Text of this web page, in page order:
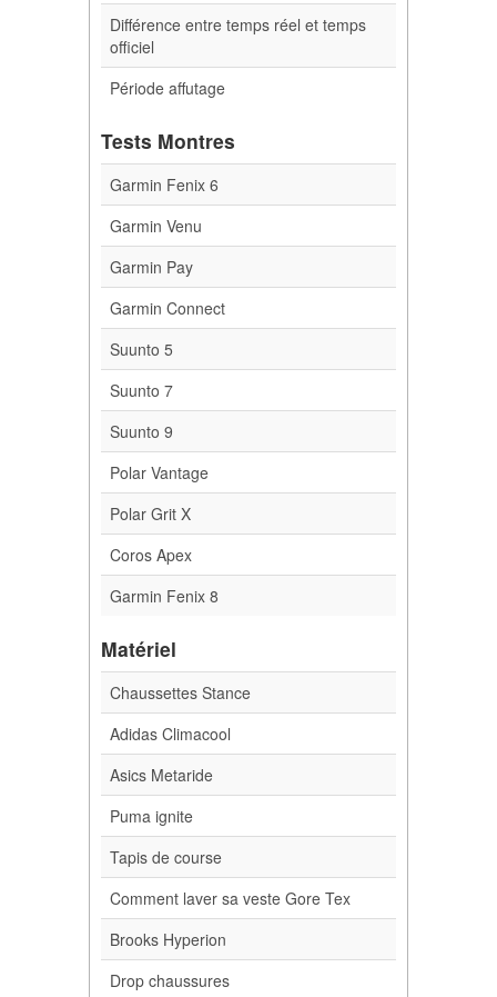
Différence entre temps réel et temps
officiel
Période affutage
Tests Montres
Garmin Fenix 6
Garmin Venu
Garmin Pay
Garmin Connect
Suunto 5
Suunto 7
Suunto 9
Polar Vantage
Polar Grit X
Coros Apex
Garmin Fenix 8
Matériel
Chaussettes Stance
Adidas Climacool
Asics Metaride
Puma ignite
Tapis de course
Comment laver sa veste Gore Tex
Brooks Hyperion
Drop chaussures